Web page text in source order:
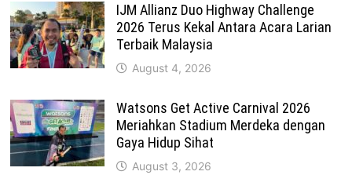
IJM Allianz Duo Highway Challenge
2026 Terus Kekal Antara Acara Larian
Terbaik Malaysia
August 4, 2026
Watsons Get Active Carnival 2026
Meriahkan Stadium Merdeka dengan
Gaya Hidup Sihat
August 3, 2026